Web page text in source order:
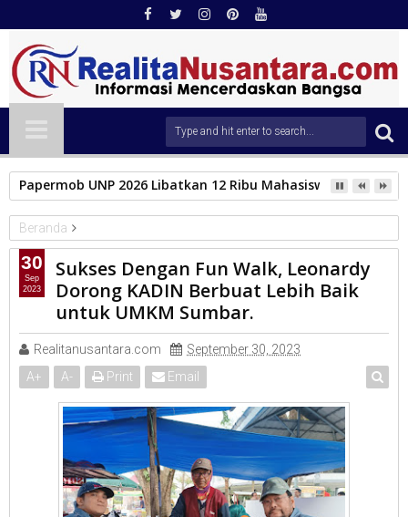
Papermob UNP 2026 Libatkan 12 Ribu Mahasiswa Baru,
Beranda
DPD RI
Sukses Dengan Fun Walk, Leonardy Dorong KADIN Berbuat Lebih
Baik untuk UMKM Sumbar.
Sukses Dengan Fun Walk, Leonardy
Dorong KADIN Berbuat Lebih Baik
untuk UMKM Sumbar.
Realitanusantara.com
September 30, 2023
A+ A- Print Email
30
Sep
2023